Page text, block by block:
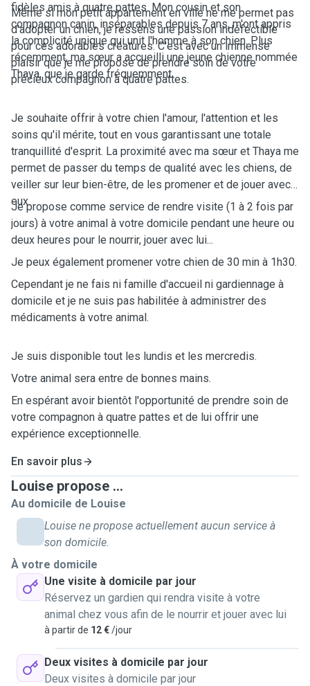
fidèles amis à quatre pattes. Mon cousin et son
compagnon canin, inséparables depuis 7 ans, m'ont appris
la complicité unique qui unit l'homme à son chien. Plus
récemment, ma sœur a accueilli une jeune chienne nommée
Thaya, que je garde fréquemment.
Même si mon petit appartement en ville ne me permet pas
d'adopter un chien, je ressens une passion indéfectible
pour ces adorables créatures. C'est avec un immense
plaisir que je me propose de prendre soin de votre
précieux compagnon à quatre pattes.
Je souhaite offrir à votre chien l'amour, l'attention et les
soins qu'il mérite, tout en vous garantissant une totale
tranquillité d'esprit. La proximité avec ma sœur et Thaya me
permet de passer du temps de qualité avec les chiens, de
veiller sur leur bien-être, de les promener et de jouer avec
eux.
Je propose comme service de rendre visite (1 à 2 fois par
jours) à votre animal à votre domicile pendant une heure ou
deux heures pour le nourrir, jouer avec lui...
Je peux également promener votre chien de 30 min à 1h30.
Cependant je ne fais ni famille d'accueil ni gardiennage à
domicile et je ne suis pas habilitée à administrer des
médicaments à votre animal.
Je suis disponible tout les lundis et les mercredis.
Votre animal sera entre de bonnes mains.
En espérant avoir bientôt l'opportunité de prendre soin de
votre compagnon à quatre pattes et de lui offrir une
expérience exceptionnelle.
En savoir plus
Louise propose ...
Au domicile de Louise
Louise ne propose actuellement aucun service à
son domicile.
À votre domicile
Une visite à domicile par jour
Réservez un gardien qui rendra visite à votre
animal chez vous afin de le nourrir et jouer avec lui
à partir de 12 €/jour
Deux visites à domicile par jour
Deux visites à domicile par jour